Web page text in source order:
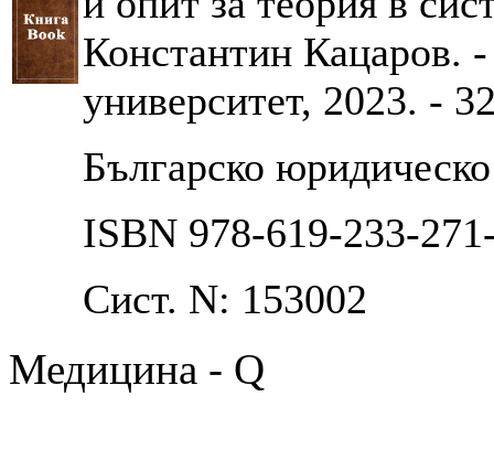
Константин Кацаров.
университет, 2023. -
Българско
ISBN 978-619-233-
Сист. N: 153002
Медицина - Q